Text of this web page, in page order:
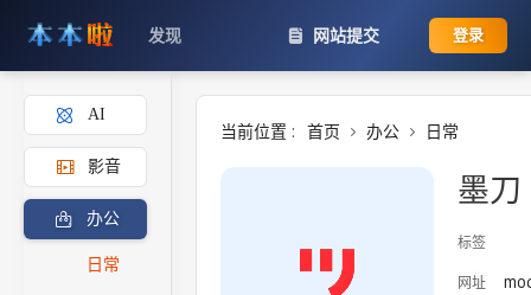
发现 网站提交 登录
AI
影音
办公
日常
当前位置 : 首页 办公 日常
墨刀
标签
网址
添